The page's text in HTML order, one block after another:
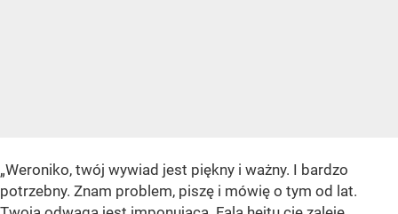
„Weroniko, twój wywiad jest piękny i ważny. I bardzo
potrzebny. Znam problem, piszę i mówię o tym od lat.